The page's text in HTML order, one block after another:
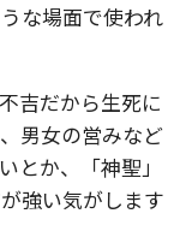
な場面で使われ
吉だから生死に
男女の営みなど
とか、「神聖」
強い気がします